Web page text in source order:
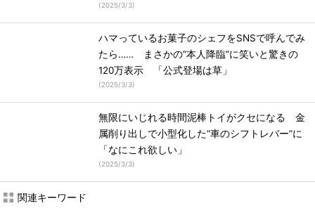
(2025/3/3)
ハマっているお菓子のシェフをSNSで呼んでみ
たら…… まさかの“本人降臨”に笑いと驚きの
120万表示 「公式登場は草」
(2025/3/3)
無限にいじれる時間泥棒トイがクセになる 金
属削り出しで小型化した“車のシフトレバー”に
「なにこれ欲しい」
(2025/3/3)
関連キーワード